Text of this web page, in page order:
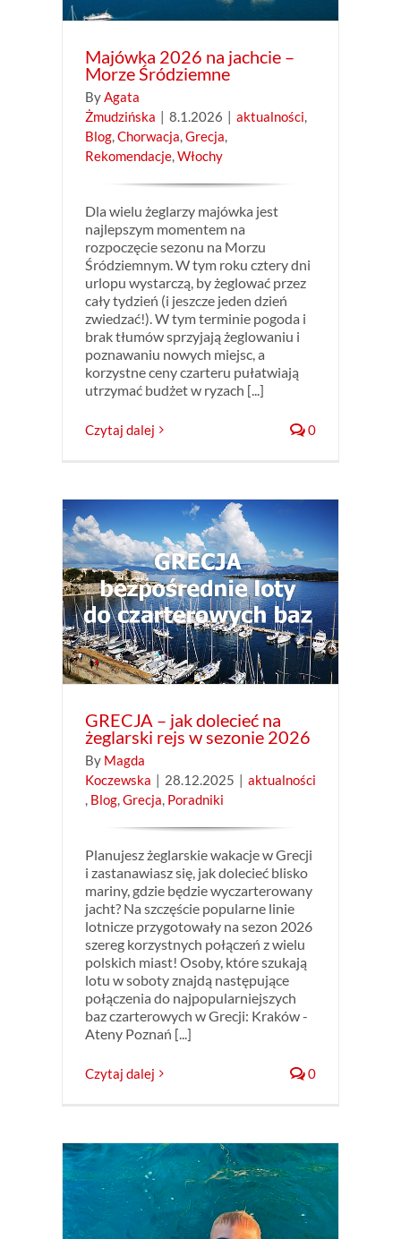
Majówka 2026 na jachcie –
Morze Śródziemne
By Agata
Żmudzińska | 8.1.2026 | aktualności
Blog, Chorwacja Grecja
Rekomendacje, Włochy
Dla wielu żeglarzy majówka jest
najlepszym momentem na
rozpoczęcie sezonu na Morzu
Śródziemnym. W tym roku cztery dni
urlopu wystarczą, by żeglować przez
cały tydzień (i jeszcze jeden dzień
zwiedzać!). W tym terminie pogoda i
brak tłumów sprzyjają żeglowaniu i
poznawaniu nowych miejsc, a
korzystne ceny czarteru pułatwiają
utrzymać budżet w ryzach [...]
Czytaj dalej 0
GRECJA – jak dolecieć na
żeglarski rejs w sezonie 2026
By Magda
Koczewska | 28.12.2025 | aktualności
Blog, Grecja Poradniki
Planujesz żeglarskie wakacje w Grecji
i zastanawiasz się, jak dolecieć blisko
mariny, gdzie będzie wyczarterowany
jacht? Na szczęście popularne linie
lotnicze przygotowały na sezon 2026
szereg korzystnych połączeń z wielu
polskich miast! Osoby, które szukają
lotu w soboty znajdą następujące
połączenia do najpopularniejszych
baz czarterowych w Grecji: Kraków -
Ateny Poznań [...]
Czytaj dalej 0